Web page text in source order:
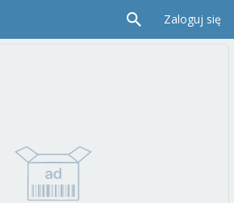
Zaloguj się